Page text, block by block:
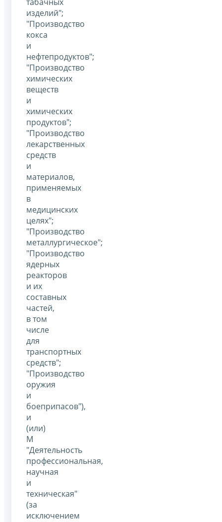
изделий";
"Производство
кокса
и
нефтепродуктов";
"Производство
химических
веществ
и
химических
продуктов";
"Производство
лекарственных
средств
и
материалов,
применяемых
в
медицинских
целях";
"Производство
металлургическое";
"Производство
ядерных
реакторов
и их
составных
частей,
в том
числе
для
транспортных
средств";
"Производство
оружия
и
боеприпасов"),
и
(или)
М
"Деятельность
профессиональная,
научная
и
техническая"
(за
исключением